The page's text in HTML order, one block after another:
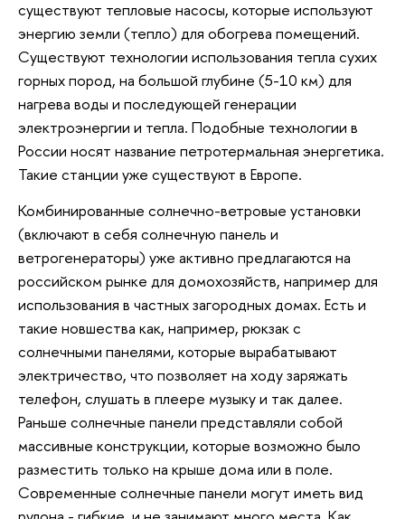
существуют тепловые насосы, которые используют
энергию земли (тепло) для обогрева помещений.
Существуют технологии использования тепла сухих
горных пород, на большой глубине (5-10 км) для
нагрева воды и последующей генерации
электроэнергии и тепла. Подобные технологии в
России носят название петротермальная энергетика.
Такие станции уже существуют в Европе.
Комбинированные солнечно-ветровые установки
(включают в себя солнечную панель и
ветрогенераторы) уже активно предлагаются на
российском рынке для домохозяйств, например для
использования в частных загородных домах. Есть и
такие новшества как, например, рюкзак с
солнечными панелями, которые вырабатывают
электричество, что позволяет на ходу заряжать
телефон, слушать в плеере музыку и так далее.
Раньше солнечные панели представляли собой
массивные конструкции, которые возможно было
разместить только на крыше дома или в поле.
Современные солнечные панели могут иметь вид